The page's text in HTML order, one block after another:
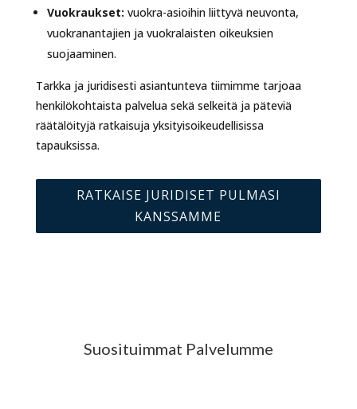
Vuokraukset: vuokra-asioihin liittyvä neuvonta,
vuokranantajien ja vuokralaisten oikeuksien
suojaaminen.
Tarkka ja juridisesti asiantunteva tiimimme tarjoaa
henkilökohtaista palvelua sekä selkeitä ja päteviä
räätälöityjä ratkaisuja yksityisoikeudellisissa
tapauksissa.
RATKAISE JURIDISET PULMASI
KANSSAMME
Suosituimmat Palvelumme